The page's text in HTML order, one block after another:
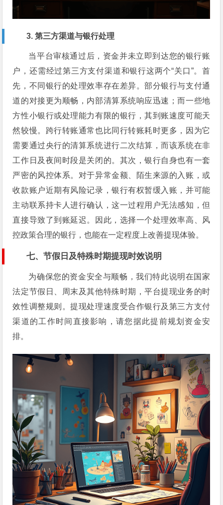
3. 第三方渠道与银行处理
当平台审核通过后，资金并未立即到达您的银行账
户，还需经过第三方支付渠道和银行这两个“关口”。首
先，不同银行的处理效率存在差异。部分银行与支付通
道的对接更为顺畅，内部清算系统响应迅速；而一些地
方性小银行或处理能力有限的银行，其到账速度可能天
然较慢。跨行转账通常也比同行转账耗时更多，因为它
需要通过央行的清算系统进行二次结算，而该系统在非
工作日及夜间时段是关闭的。其次，银行自身也有一套
严密的风控体系。对于异常金额、陌生来源的入账，或
收款账户近期有风险记录，银行有权暂缓入账，并可能
主动联系持卡人进行确认，这一过程用户无法感知，但
直接导致了到账延迟。因此，选择一个处理效率高、风
控政策合理的银行，也能在一定程度上改善提现体验。
七、节假日及特殊时期提现时效说明
为确保您的资金安全与顺畅，我们特此说明在国家
法定节假日、周末及其他特殊时期，平台提现业务的时
效性调整规则。提现处理速度受合作银行及第三方支付
渠道的工作时间直接影响，请您据此提前规划资金安
排。